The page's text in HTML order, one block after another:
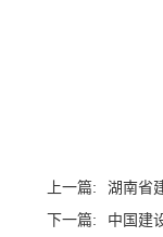
上一篇:
湖南省
下一篇:
中国建